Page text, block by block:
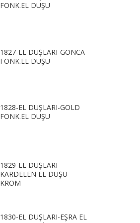
FONK.EL DUŞU
1827-EL DUŞLARI-GONCA
FONK.EL DUŞU
1828-EL DUŞLARI-GOLD
FONK.EL DUŞU
1829-EL DUŞLARI-
KARDELEN EL DUŞU
KROM
1830-EL DUŞLARI-EŞRA EL